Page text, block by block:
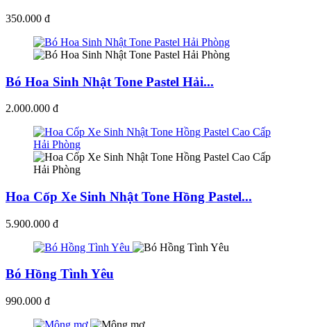
350.000 đ
Bó Hoa Sinh Nhật Tone Pastel Hải...
2.000.000 đ
Hoa Cốp Xe Sinh Nhật Tone Hồng Pastel...
5.900.000 đ
Bó Hồng Tình Yêu
990.000 đ